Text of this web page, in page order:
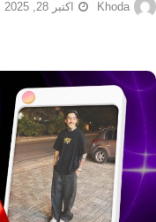
Khoda اکتبر 28, 2025